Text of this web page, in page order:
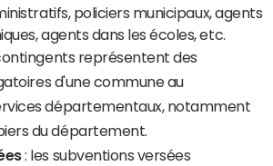
policiers municipaux, agents
agents dans les écoles, etc.
représentent des
d'une commune au
départementaux, notamment
du département.
: les subventions versées